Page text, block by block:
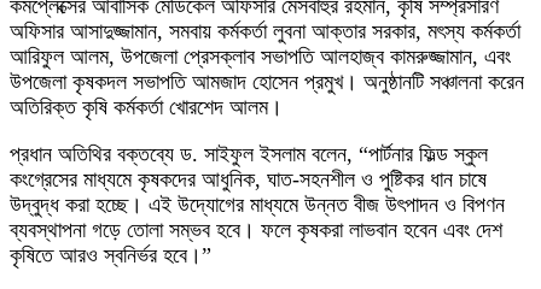
কমপ্লেক্সের আবাসিক মেডিকেল অফিসার মেসবাহুর রহমান, কৃষি সম্প্রসারণ
অফিসার আসাদুজ্জামান, সমবায় কর্মকর্তা লুবনা আক্তার সরকার, মৎস্য কর্মকর্তা
আরিফুল আলম, উপজেলা প্রেসক্লাব সভাপতি আলহাজ্ব কামরুজ্জামান, এবং
উপজেলা কৃষকদল সভাপতি আমজাদ হোসেন প্রমুখ। অনুষ্ঠানটি সঞ্চালনা করেন
অতিরিক্ত কৃষি কর্মকর্তা খোরশেদ আলম।
প্রধান অতিথির বক্তব্যে ড. সাইফুল ইসলাম বলেন, “পার্টনার ফিল্ড স্কুল
কংগ্রেসের মাধ্যমে কৃষকদের আধুনিক, ঘাত-সহনশীল ও পুষ্টিকর ধান চাষে
উদ্বুদ্ধ করা হচ্ছে। এই উদ্যোগের মাধ্যমে উন্নত বীজ উৎপাদন ও বিপণন
ব্যবস্থাপনা গড়ে তোলা সম্ভব হবে। ফলে কৃষকরা লাভবান হবেন এবং দেশ
কৃষিতে আরও স্বনির্ভর হবে।”